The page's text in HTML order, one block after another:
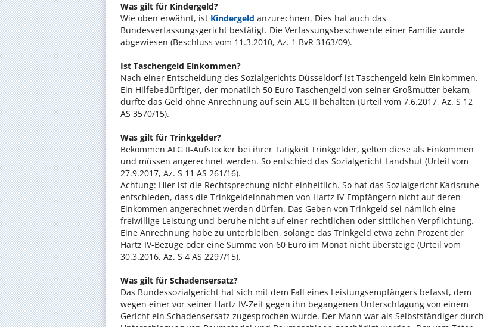
Was gilt für Kindergeld?
Wie oben erwähnt, ist Kindergeld anzurechnen. Dies hat auch das
Bundesverfassungsgericht bestätigt. Die Verfassungsbeschwerde einer Familie wurde
abgewiesen (Beschluss vom 11.3.2010, Az. 1 BvR 3163/09).
Ist Taschengeld Einkommen?
Nach einer Entscheidung des Sozialgerichts Düsseldorf ist Taschengeld kein Einkommen.
Ein Hilfebedürftiger, der monatlich 50 Euro Taschengeld von seiner Großmutter bekam,
durfte das Geld ohne Anrechnung auf sein ALG II behalten (Urteil vom 7.6.2017, Az. S 12
AS 3570/15).
Was gilt für Trinkgelder?
Bekommen ALG II-Aufstocker bei ihrer Tätigkeit Trinkgelder, gelten diese als Einkommen
und müssen angerechnet werden. So entschied das Sozialgericht Landshut (Urteil vom
27.9.2017, Az. S 11 AS 261/16).
Achtung: Hier ist die Rechtsprechung nicht einheitlich. So hat das Sozialgericht Karlsruhe
entschieden, dass die Trinkgeldeinnahmen von Hartz IV-Empfängern nicht auf deren
Einkommen angerechnet werden dürfen. Das Geben von Trinkgeld sei nämlich eine
freiwillige Leistung und beruhe nicht auf einer rechtlichen oder sittlichen Verpflichtung.
Eine Anrechnung habe zu unterbleiben, solange das Trinkgeld etwa zehn Prozent der
Hartz IV-Bezüge oder eine Summe von 60 Euro im Monat nicht übersteige (Urteil vom
30.3.2016, Az. S 4 AS 2297/15).
Was gilt für Schadensersatz?
Das Bundessozialgericht hat sich mit dem Fall eines Leistungsempfängers befasst, dem
wegen einer vor seiner Hartz IV-Zeit gegen ihn begangenen Unterschlagung von einem
Gericht ein Schadensersatz zugesprochen wurde. Der Mann war als Selbstständiger durch